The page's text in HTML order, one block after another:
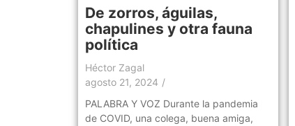
De zorros, águilas,
chapulines y otra fauna
política
Héctor Zagal
agosto 21, 2024 /
PALABRA Y VOZ Durante la pandemia
de COVID, una colega, buena amiga,